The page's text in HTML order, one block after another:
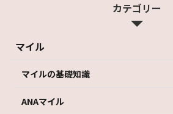
カテゴリー
マイル
マイルの基礎知識
ANAマイル